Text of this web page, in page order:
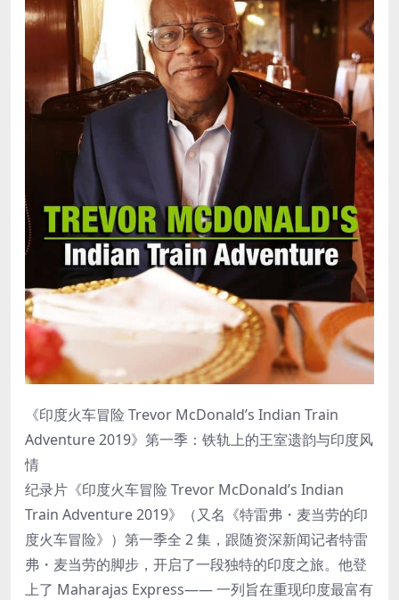
《印度火车冒险 Trevor McDonald’s Indian Train
Adventure 2019》第一季：铁轨上的王室遗韵与印度风
情
纪录片《印度火车冒险 Trevor McDonald’s Indian
Train Adventure 2019》（又名《特雷弗・麦当劳的印
度火车冒险》）第一季全 2 集，跟随资深新闻记者特雷
弗・麦当劳的脚步，开启了一段独特的印度之旅。他登
上了 Maharajas Express—— 一列旨在重现印度最富有